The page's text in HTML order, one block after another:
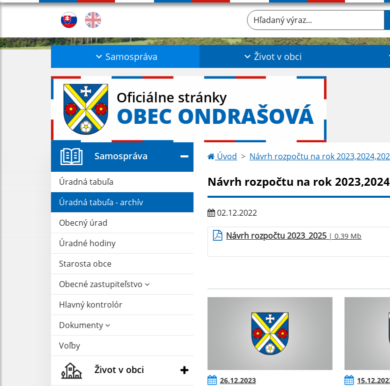
Hľadaný výraz...
Samospráva Život v obci
Oficiálne stránky
OBEC ONDRAŠOVÁ
Samospráva
Úradná tabuľa
Úradná tabuľa - archív
Obecný úrad
Úradné hodiny
Starosta obce
Obecné zastupiteľstvo
Hlavný kontrolór
Dokumenty
Voľby
Život v obci
Úvod Návrh rozpočtu na rok
Návrh rozpočtu na rok
02.12.2022
Návrh rozpočtu 2023_2025 | 0.39 Mb
26.12.2023